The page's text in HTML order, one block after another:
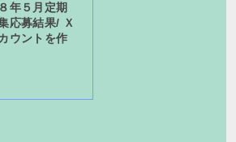
年５月定期
応募結果/ Ｘ
ウントを作